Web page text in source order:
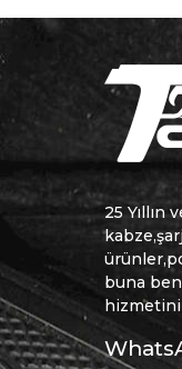
25 Yıllın
buna